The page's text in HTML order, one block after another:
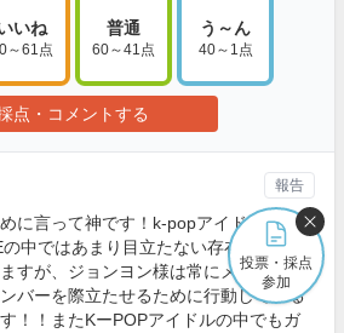
いね
～61点
普通
60～41点
う～ん
40～1点
点・コメントする
に言って神です！k-popアイドルをあま
中ではあまり目立たない存在だと思っ
すが、ジョンヨン様は常にメンバー想
バーを際立たせるために行動している
！！またKーPOPアイドルの中でもガ
報告
投票・採点
参加